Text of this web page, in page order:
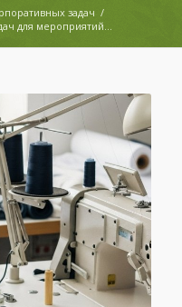
задач /
для мероприятий...